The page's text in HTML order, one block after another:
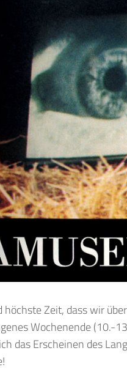
höchste Zeit, dass wir
Wochenende (10.-
das Erscheinen des